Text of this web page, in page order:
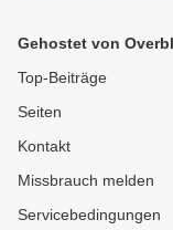
Gehostet von
Top-Beiträge
Seiten
Kontakt
Missbrauch melden
Servicebedingungen